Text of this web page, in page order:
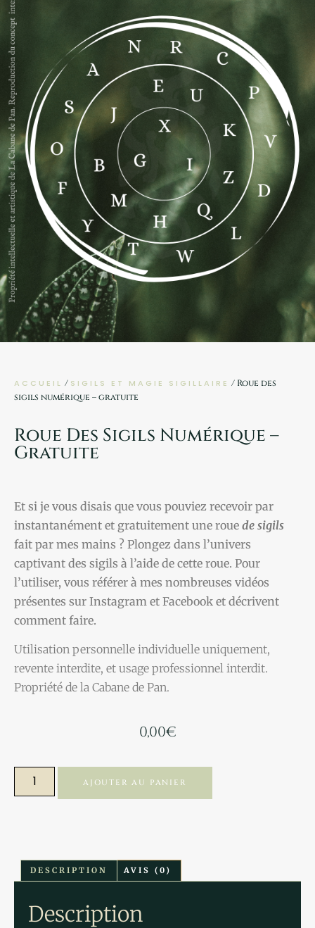
ACCUEIL / SIGILS ET MAGIE SIGILLAIRE / Roue des
sigils numérique – gratuite
Roue Des Sigils Numérique –
Gratuite
Et si je vous disais que vous pouviez recevoir par
instantanément et gratuitement une roue de sigils
fait par mes mains ? Plongez dans l’univers
captivant des sigils à l’aide de cette roue. Pour
l’utiliser, vous référer à mes nombreuses vidéos
présentes sur Instagram et Facebook et décrivent
comment faire.
Utilisation personnelle individuelle uniquement,
revente interdite, et usage professionnel interdit.
Propriété de la Cabane de Pan.
0,00€
AJOUTER AU PANIER
DESCRIPTION AVIS (0)
Description